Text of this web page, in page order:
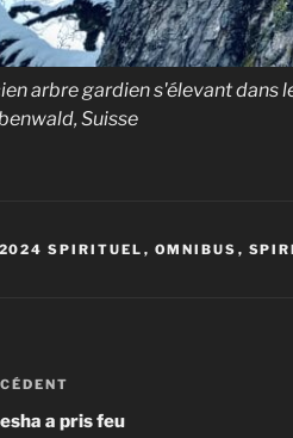
arbre gardien s'élevant dans
Suisse
CATÉGORIES
2024 SPIRITUEL , OMNIBUS ,
a pris feu